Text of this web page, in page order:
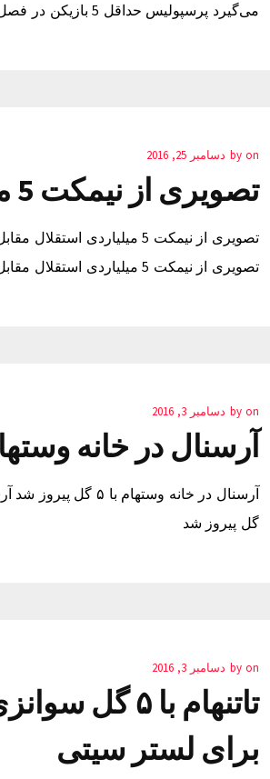
می‌گیرد پرسپولیس حداقل 5 بازیکن در فصل نقل و انتقالات می‌گیرد
by on دسامبر 25, 2016
تصویری از نیمکت 5 میلیاردی استقلال مقابل سپاهان!
تصویری از نیمکت 5 میلیاردی استقلال مقابل سپاهان!
by on دسامبر 3, 2016
آرسنال در خانه وستهام با ۵ گل
گل پیروز شد
by on دسامبر 3, 2016
تاتنهام با
برای لستر سیتی